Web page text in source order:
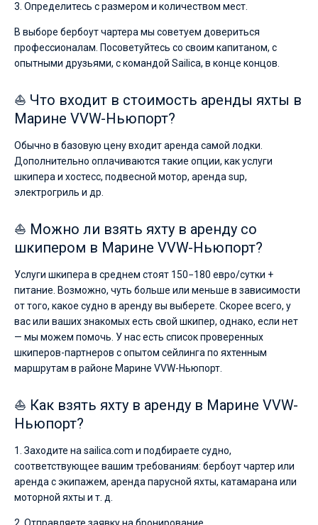
3. Определитесь с размером и количеством мест.
В выборе бербоут чартера мы советуем довериться
профессионалам. Посоветуйтесь со своим капитаном, с
опытными друзьями, с командой Sailica, в конце концов.
⛵ Что входит в стоимость аренды яхты в
Марине VVW-Ньюпорт?
Обычно в базовую цену входит аренда самой лодки.
Дополнительно оплачиваются такие опции, как услуги
шкипера и хостесс, подвесной мотор, аренда sup,
электрогриль и др.
⛵ Можно ли взять яхту в аренду со
шкипером в Марине VVW-Ньюпорт?
Услуги шкипера в среднем стоят 150−180 евро/сутки +
питание. Возможно, чуть больше или меньше в зависимости
от того, какое судно в аренду вы выберете. Скорее всего, у
вас или ваших знакомых есть свой шкипер, однако, если нет
— мы можем помочь. У нас есть список проверенных
шкиперов-партнеров с опытом сейлинга по яхтенным
маршрутам в районе Марине VVW-Ньюпорт.
⛵ Как взять яхту в аренду в Марине VVW-
Ньюпорт?
1. Заходите на sailica.com и подбираете судно,
соответствующее вашим требованиям: бербоут чартер или
аренда с экипажем, аренда парусной яхты, катамарана или
моторной яхты и т. д.